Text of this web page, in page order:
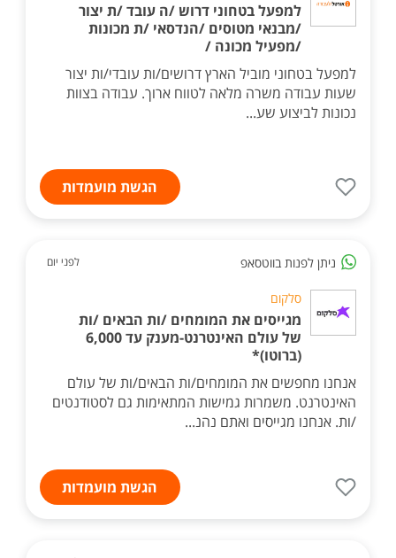
למפעל בטחוני דרוש /ה עובד /ת יצור
/מבנאי מטוסים /הנדסאי /ת מכונות
/מפעיל מכונה /
למפעל בטחוני מוביל הארץ דרושים/ות עובדי/ות יצור
שעות עבודה משרה מלאה לטווח ארוך. עבודה בצוות
נכונות לביצוע שע...
הגשת מועמדות
ניתן לפנות בווטסאפ לפני יום
סלקום
מגייסים את המומחים /ות הבאים /ות
של עולם האינטרנט-מענק עד 6,000
(ברוטו)*
אנחנו מחפשים את המומחים/ות הבאים/ות של עולם
האינטרנט. משמרות גמישות המתאימות גם לסטודנטים
/ות. אנחנו מגייסים ואתם נהנ...
הגשת מועמדות